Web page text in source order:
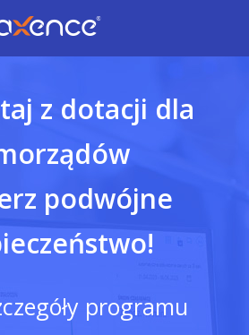
z dotacji dla
podwójne
programu